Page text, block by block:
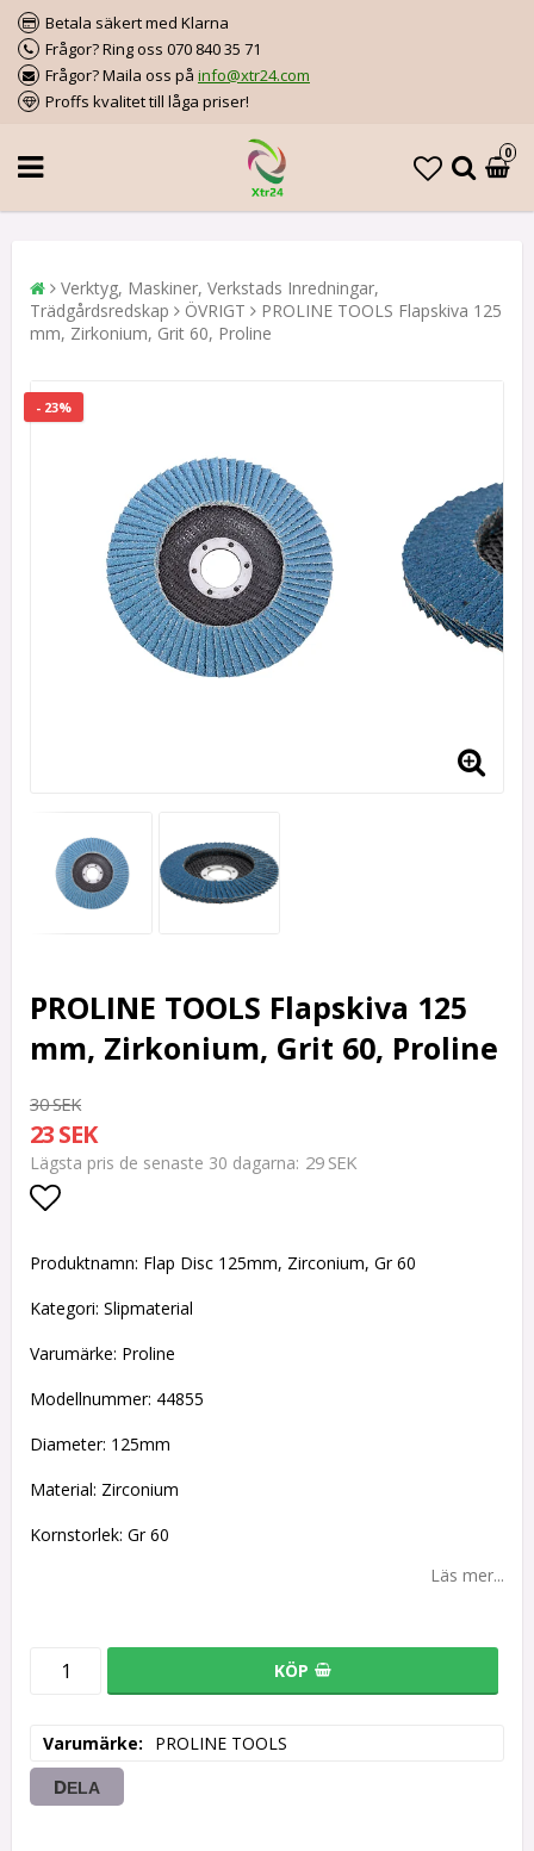
Betala säkert med Klarna
Frågor? Ring oss 070 840 35 71
Frågor? Maila oss på info@xtr24.com
Proffs kvalitet till låga priser!
0
Verktyg, Maskiner, Verkstads Inredningar,
Trädgårdsredskap
ÖVRIGT
PROLINE TOOLS Flapskiva 125
mm, Zirkonium, Grit 60, Proline
- 23%
PROLINE TOOLS Flapskiva 125
mm, Zirkonium, Grit 60, Proline
30 SEK
23 SEK
Lägsta pris de senaste 30 dagarna 29 SEK
Produktnamn: Flap Disc 125mm, Zirconium, Gr 60
Kategori: Slipmaterial
Varumärke: Proline
Modellnummer: 44855
Diameter: 125mm
Material: Zirconium
Kornstorlek: Gr 60
Läs mer...
KÖP
Varumärke PROLINE TOOLS
DELA